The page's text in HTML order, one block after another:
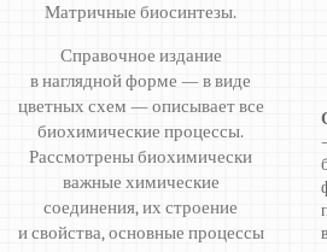
Матричные биосинтезы.
Справочное издание
в наглядной форме — в виде
цветных схем — описывает все
биохимические процессы.
Рассмотрены биохимически
важные химические
соединения, их строение
и свойства, основные процессы